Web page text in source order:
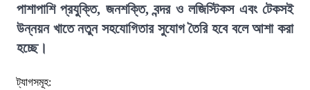
পাশাপাশি প্রযুক্তি, জনশক্তি, বন্দর ও লজিস্টিকস এবং টেকসই
উন্নয়ন খাতে নতুন সহযোগিতার সুযোগ তৈরি হবে বলে আশা করা
হচ্ছে।
ট্যাগসমূহ: